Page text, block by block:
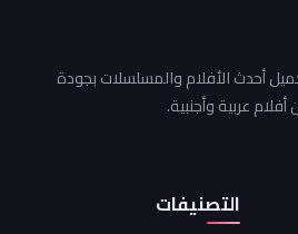
أحدث الأفلام والمسلسلات بجودة
عربية وأجنبية.
التصنيفات